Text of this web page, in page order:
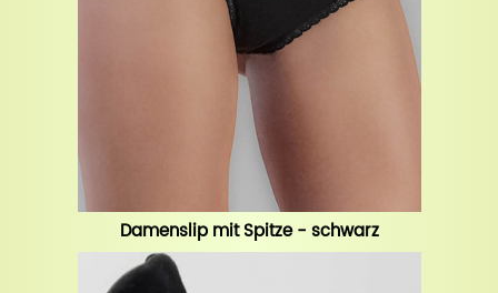
Damenslip mit Spitze - schwarz